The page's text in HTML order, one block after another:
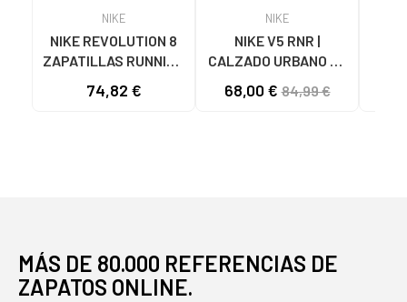
NIKE
NIKE REVOLUTION 8
ZAPATILLAS RUNNING
NEGRO-ROSA NAN
74,82 €
NIKE
NIKE V5 RNR |
CALZADO URBANO DE
VARIOS COLORES
68,00 €84,99 €
MÁS DE 80.000 REFERENCIAS DE
ZAPATOS ONLINE.